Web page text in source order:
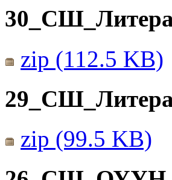
zip (112.5 KB)
zip (99.5 KB)